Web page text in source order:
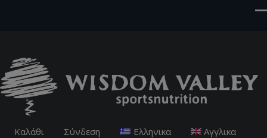
Καλάθι Σύνδεση Ελληνικα Αγγλικα